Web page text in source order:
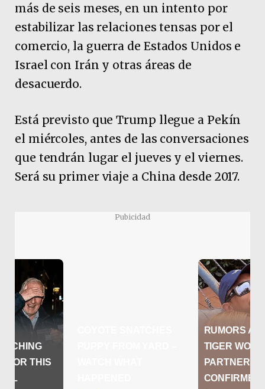
más de seis meses, en un intento por
estabilizar las relaciones tensas por el
comercio, la guerra de Estados Unidos e
Israel con Irán y otras áreas de
desacuerdo.
Está previsto que Trump llegue a Pekín
el miércoles, antes de las conversaciones
que tendrán lugar el jueves y el viernes.
Será su primer viaje a China desde 2017.
Pubicidad